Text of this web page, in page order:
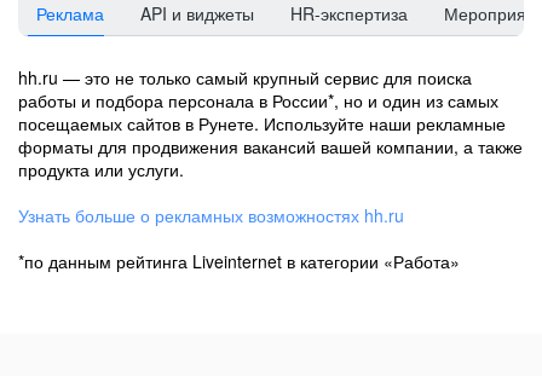
Реклама API и виджеты HR-экспертиза
hh.ru — это не только самый крупный сервис для поиска
работы и подбора персонала в России*, но и один из самых
посещаемых сайтов в Рунете. Используйте наши рекламные
форматы для продвижения вакансий вашей компании, а также
продукта или услуги.
Узнать больше о рекламных возможностях hh.ru
*по данным рейтинга Liveinternet в категории «Работа»